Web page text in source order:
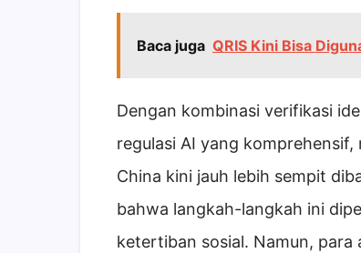
Baca juga QRIS Kini Bisa
Dengan kombinasi verifikasi
regulasi AI yang
China kini jauh lebih sempit
bahwa langkah-langkah ini
ketertiban sosial. Namun,